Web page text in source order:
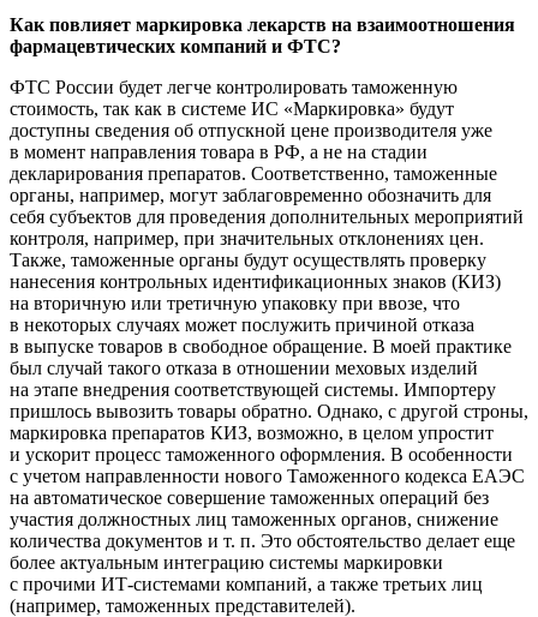
Как повлияет маркировка лекарств на взаимоотношения
фармацевтических компаний и ФТС?
ФТС России будет легче контролировать таможенную
стоимость, так как в системе ИС «Маркировка» будут
доступны сведения об отпускной цене производителя уже
в момент направления товара в РФ, а не на стадии
декларирования препаратов. Соответственно, таможенные
органы, например, могут заблаговременно обозначить для
себя субъектов для проведения дополнительных мероприятий
контроля, например, при значительных отклонениях цен.
Также, таможенные органы будут осуществлять проверку
нанесения контрольных идентификационных знаков (КИЗ)
на вторичную или третичную упаковку при ввозе, что
в некоторых случаях может послужить причиной отказа
в выпуске товаров в свободное обращение. В моей практике
был случай такого отказа в отношении меховых изделий
на этапе внедрения соответствующей системы. Импортеру
пришлось вывозить товары обратно. Однако, с другой строны,
маркировка препаратов КИЗ, возможно, в целом упростит
и ускорит процесс таможенного оформления. В особенности
с учетом направленности нового Таможенного кодекса ЕАЭС
на автоматическое совершение таможенных операций без
участия должностных лиц таможенных органов, снижение
количества документов и т. п. Это обстоятельство делает еще
более актуальным интеграцию системы маркировки
с прочими ИТ-системами компаний, а также третьих лиц
(например, таможенных представителей).